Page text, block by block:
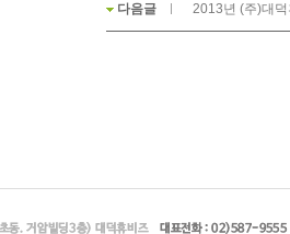
다음글 2013년 (주)대